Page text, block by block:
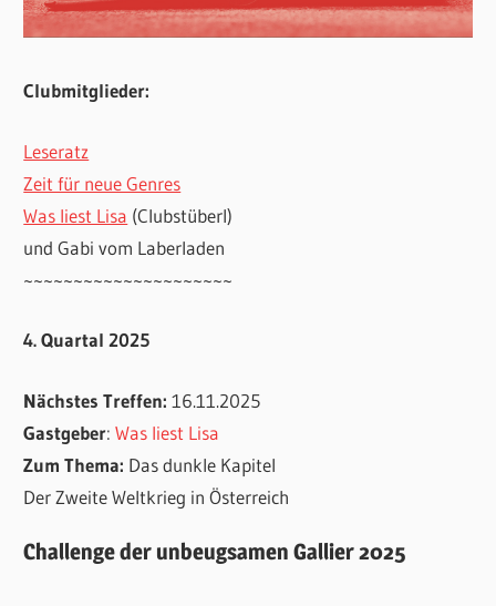
Clubmitglieder:
Leseratz
Zeit für neue Genres
Was liest Lisa (Clubstüberl)
und Gabi vom Laberladen
~~~~~~~~~~~~~~~~~~~~~
4. Quartal 2025
Nächstes Treffen:16.11.2025
Gastgeber:Was liest Lisa
Zum Thema: Das dunkle Kapitel
Der Zweite Weltkrieg in Österreich
Challenge der unbeugsamen Gallier 2025